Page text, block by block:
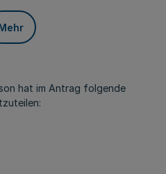
hat im Antrag folgende